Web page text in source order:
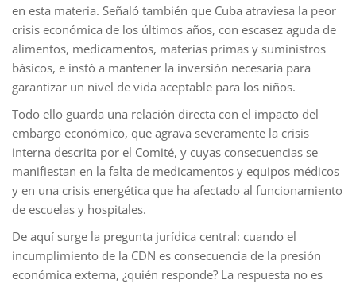
en esta materia. Señaló también que Cuba atraviesa la peor
crisis económica de los últimos años, con escasez aguda de
alimentos, medicamentos, materias primas y suministros
básicos, e instó a mantener la inversión necesaria para
garantizar un nivel de vida aceptable para los niños.
Todo ello guarda una relación directa con el impacto del
embargo económico, que agrava severamente la crisis
interna descrita por el Comité, y cuyas consecuencias se
manifiestan en la falta de medicamentos y equipos médicos
y en una crisis energética que ha afectado al funcionamiento
de escuelas y hospitales.
De aquí surge la pregunta jurídica central: cuando el
incumplimiento de la CDN es consecuencia de la presión
económica externa, ¿quién responde? La respuesta no es